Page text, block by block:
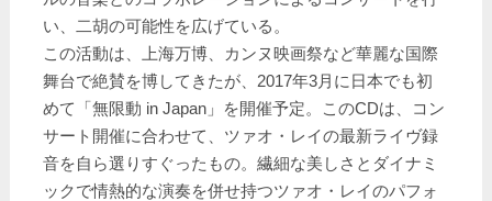
い、二胡の可能性を広げている。
この活動は、上海万博、カンヌ映画祭など華麗な国際
舞台で絶賛を博してきたが、2017年3月に日本でも初
めて「無限動 in Japan」を開催予定。このCDは、コン
サート開催に合わせて、ツァオ・レイの最新ライヴ録
音を自ら選りすぐったもの。繊細な美しさとダイナミ
ックで情熱的な演奏を併せ持つツァオ・レイのパフォ